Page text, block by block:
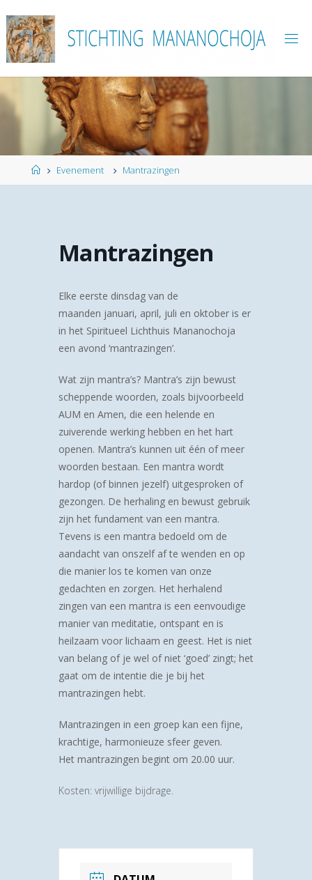
naar
de
inhoud
HomeEvenement Mantrazingen
Mantrazingen
Elke eerste dinsdag van de
maanden januari, april, juli en oktober is er
in het Spiritueel Lichthuis Mananochoja
een avond ‘mantrazingen’.
Wat zijn mantra’s? Mantra’s zijn bewust
scheppende woorden, zoals bijvoorbeeld
AUM en Amen, die een helende en
zuiverende werking hebben en het hart
openen. Mantra’s kunnen uit één of meer
woorden bestaan. Een mantra wordt
hardop (of binnen jezelf) uitgesproken of
gezongen. De herhaling en bewust gebruik
zijn het fundament van een mantra.
Tevens is een mantra bedoeld om de
aandacht van onszelf af te wenden en op
die manier los te komen van onze
gedachten en zorgen. Het herhalend
zingen van een mantra is een eenvoudige
manier van meditatie, ontspant en is
heilzaam voor lichaam en geest. Het is niet
van belang of je wel of niet ‘goed’ zingt; het
gaat om de intentie die je bij het
mantrazingen hebt.
Mantrazingen in een groep kan een fijne,
krachtige, harmonieuze sfeer geven.
Het mantrazingen begint om 20.00 uur.
Kosten: vrijwillige bijdrage.